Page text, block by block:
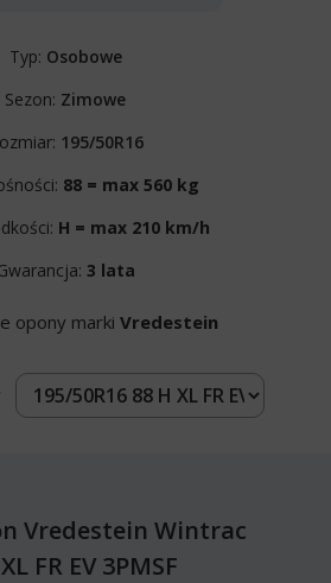
Typ: Osobowe
Sezon: Zimowe
195/50R16
88 = max 560 kg
H = max 210 km/h
3 lata
opony marki Vredestein
Vredestein Wintrac
FR EV 3PMSF